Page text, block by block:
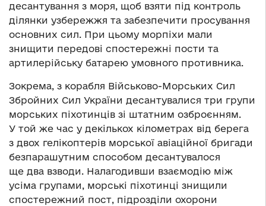
десантування з моря, щоб взяти під контроль
ділянки узбережжя та забезпечити просування
основних сил. При цьому морпіхи мали
знищити передові спостережні пости та
артилерійську батарею умовного противника.
Зокрема, з корабля Військово-Морських Сил
Збройних Сил України десантувалися три групи
морських піхотинців зі штатним озброєнням.
У той же час у декількох кілометрах від берега
з двох гелікоптерів морської авіаційної бригади
безпарашутним способом десантувалося
ще два взводи. Налагодивши взаємодію між
усіма групами, морські піхотинці знищили
спостережний пост, підрозділи охорони